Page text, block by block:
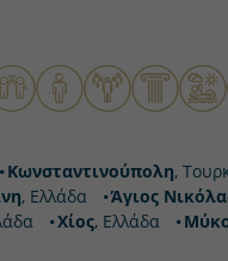
των καταστρωμάτων
ανά κατηγορία καμπίνας (
σαν 3ο ή 4ο άτομο,
λιμενικά έξοδα Euro
ποτών).
τιμών smart, ισχύει
επίσηςδωρεάν
Κωνσταντινούπολη,
, Ελλάδα Άγιος
Χίος, Ελλάδα